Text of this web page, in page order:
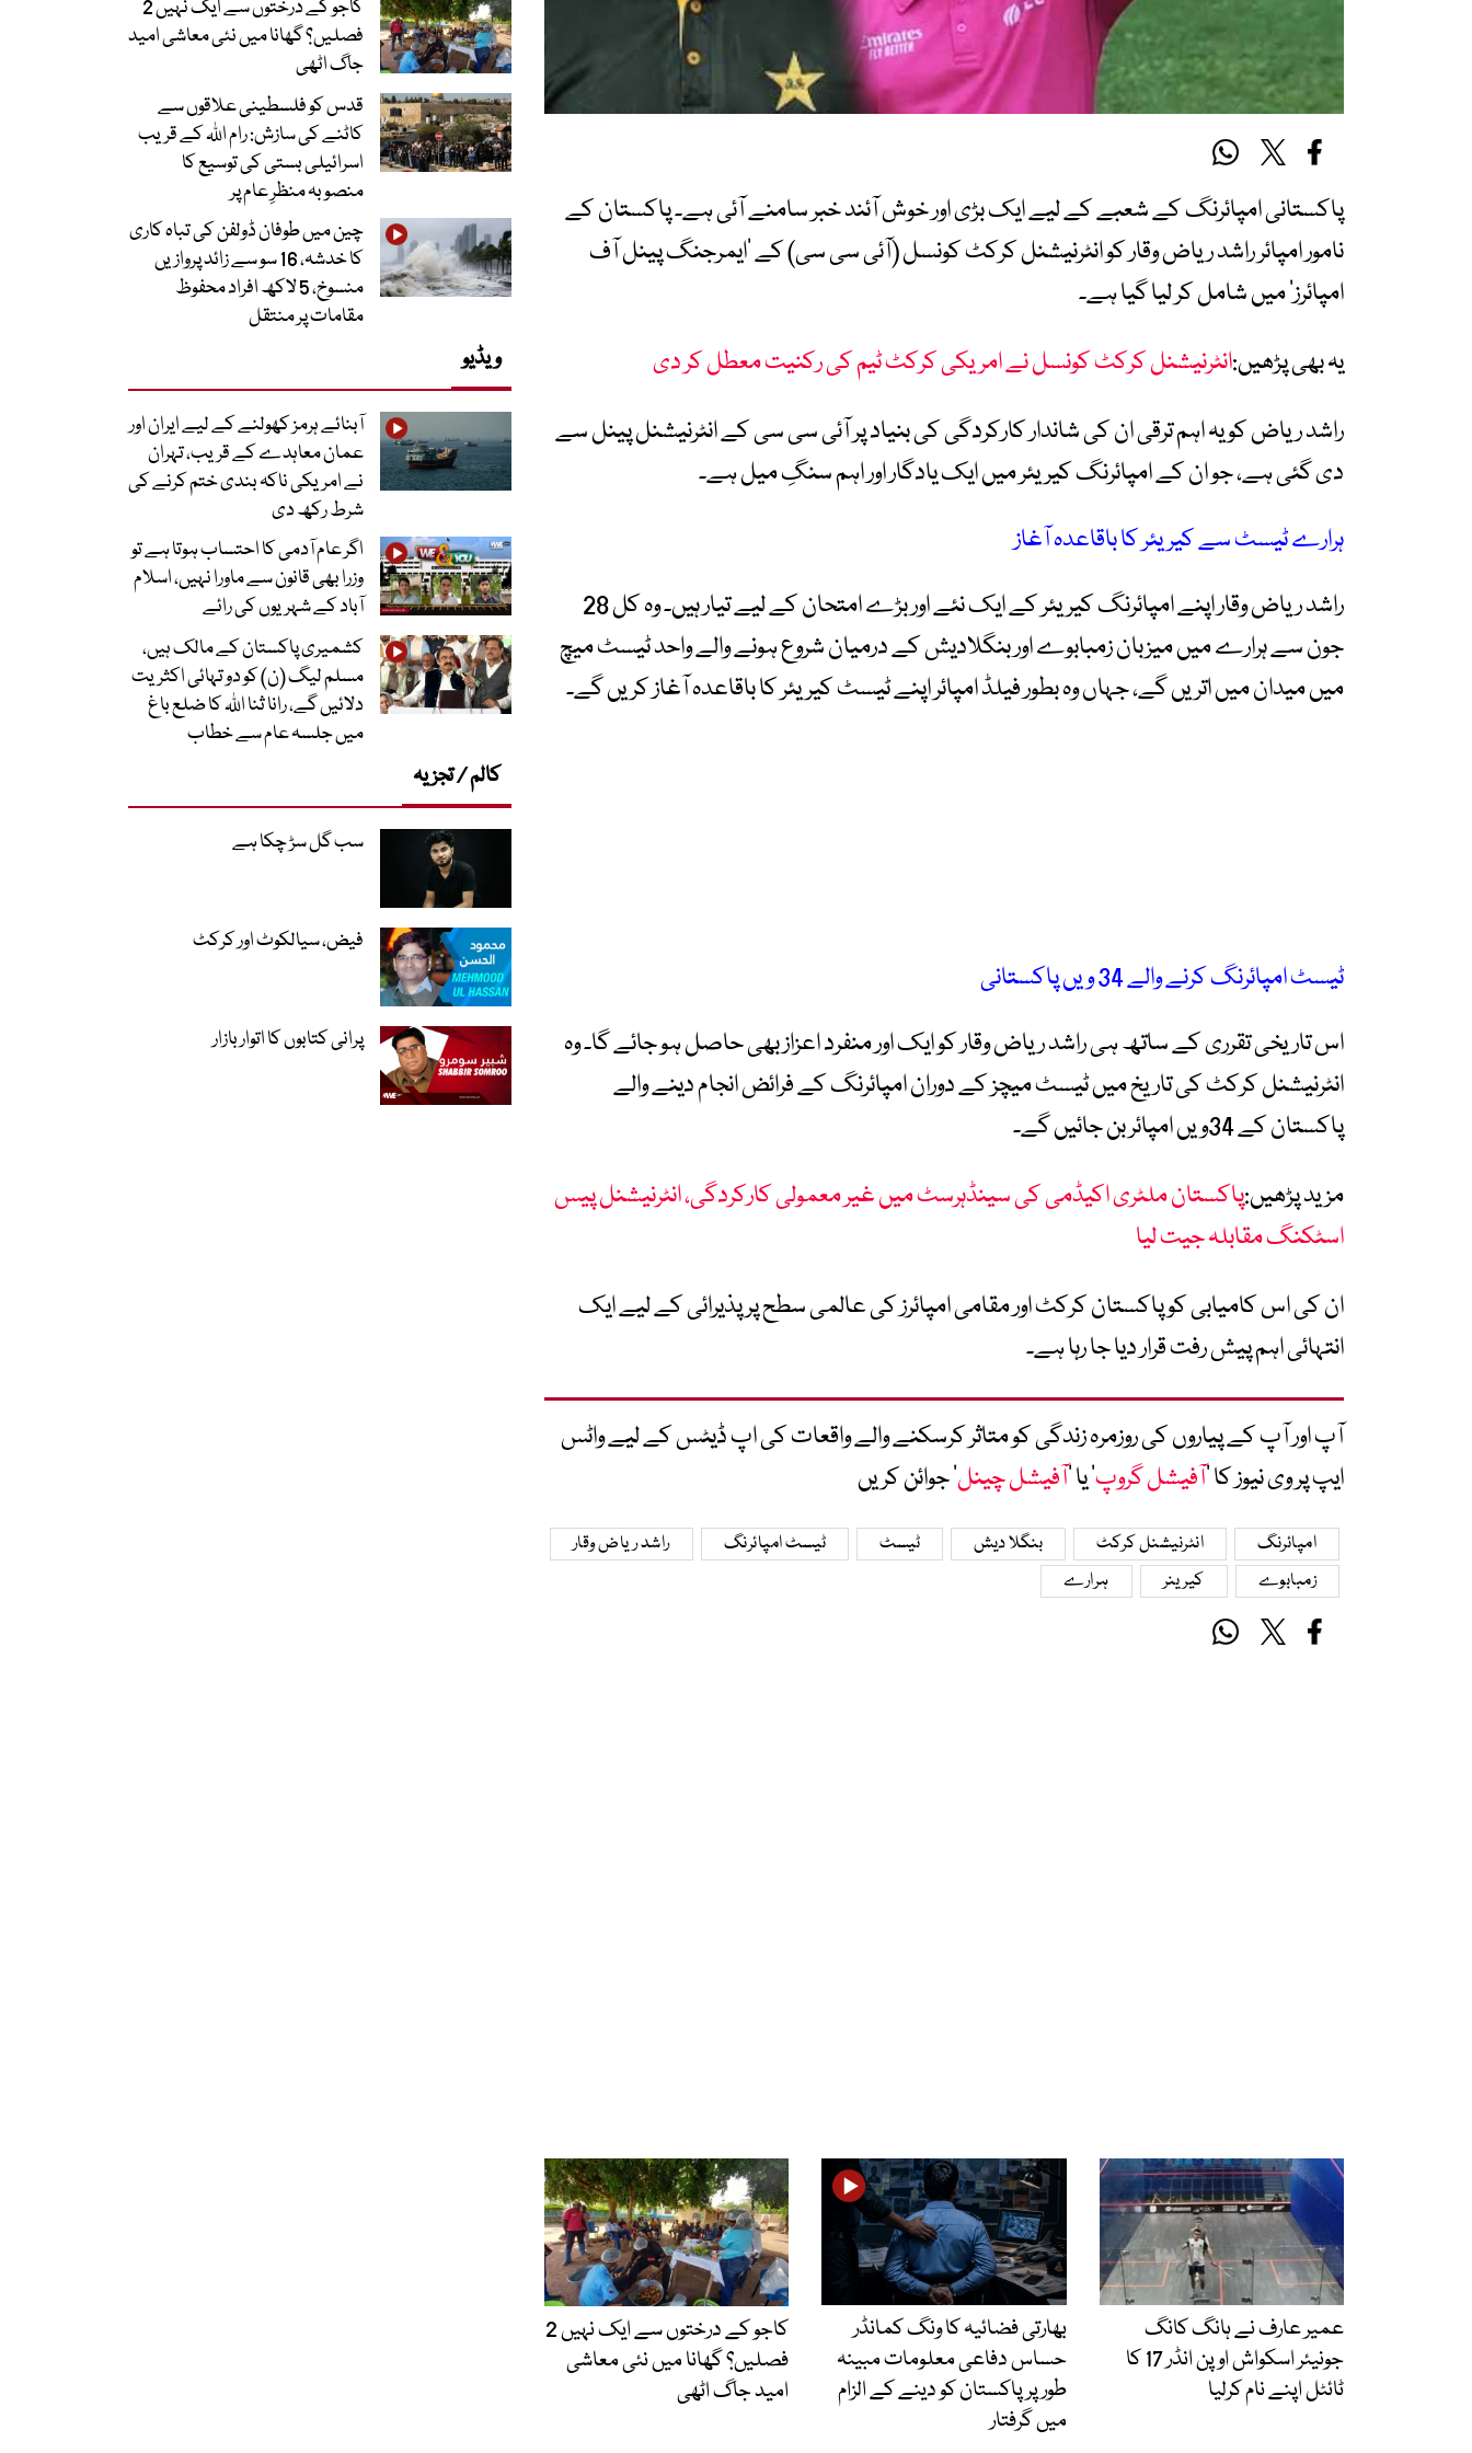
پاکستانی امپائرنگ کے شعبے کے لیے ایک بڑی اور خوش آئند خبر سامنے آئی ہے۔ پاکستان کے
نامور امپائر راشد ریاض وقار کو انٹرنیشنل کرکٹ کونسل (آئی سی سی) کے ’ایمرجنگ پینل آف
امپائرز‘ میں شامل کر لیا گیا ہے۔
یہ بھی پڑھیں:انٹرنیشنل کرکٹ کونسل نے امریکی کرکٹ ٹیم کی رکنیت معطل کر دی
راشد ریاض کو یہ اہم ترقی ان کی شاندار کارکردگی کی بنیاد پر آئی سی سی کے انٹرنیشنل پینل سے
دی گئی ہے، جو ان کے امپائرنگ کیریئر میں ایک یادگار اور اہم سنگِ میل ہے۔
ہرارے ٹیسٹ سے کیریئر کا باقاعدہ آغاز
راشد ریاض وقار اپنے امپائرنگ کیریئر کے ایک نئے اور بڑے امتحان کے لیے تیار ہیں۔ وہ کل 28
جون سے ہرارے میں میزبان زمبابوے اور بنگلادیش کے درمیان شروع ہونے والے واحد ٹیسٹ میچ
میں میدان میں اتریں گے، جہاں وہ بطور فیلڈ امپائر اپنے ٹیسٹ کیریئر کا باقاعدہ آغاز کریں گے۔
ٹیسٹ امپائرنگ کرنے والے 34 ویں پاکستانی
اس تاریخی تقرری کے ساتھ ہی راشد ریاض وقار کو ایک اور منفرد اعزاز بھی حاصل ہو جائے گا۔ وہ
انٹرنیشنل کرکٹ کی تاریخ میں ٹیسٹ میچز کے دوران امپائرنگ کے فرائض انجام دینے والے
پاکستان کے 34ویں امپائر بن جائیں گے۔
مزید پڑھیں:پاکستان ملٹری اکیڈمی کی سینڈہرسٹ میں غیر معمولی کارکردگی، انٹرنیشنل پیس
اسٹکنگ مقابلہ جیت لیا
ان کی اس کامیابی کو پاکستان کرکٹ اور مقامی امپائرز کی عالمی سطح پر پذیرائی کے لیے ایک
انتہائی اہم پیش رفت قرار دیا جا رہا ہے۔
آپ اور آپ کے پیاروں کی روزمرہ زندگی کو متاثر کرسکنے والے واقعات کی اپ ڈیٹس کے لیے واٹس
ایپ پر وی نیوز کا ’آفیشل گروپ‘ یا ’آفیشل چینل‘ جوائن کریں
امپائرنگ انٹرنیشنل کرکٹ بنگلا دیش ٹیسٹ ٹیسٹ امپائرنگ
راشد ریاض وقار
زمبابوے
کیرینر ہرارے
عمیر عارف نے ہانگ کانگ
جونیئر اسکواش اوپن انڈر 17 کا
ٹائٹل اپنے نام کرلیا
بھارتی فضائیہ کا ونگ کمانڈر
حساس دفاعی معلومات مبینہ
طور پر پاکستان کو دینے کے الزام
میں گرفتار
کاجو کے درختوں سے ایک نہیں 2
فصلیں؟ گھانا میں نئی معاشی
امید جاگ اٹھی
کاجو کے درختوں سے ایک نہیں 2
فصلیں؟ گھانا میں نئی معاشی امید
جاگ اٹھی
قدس کو فلسطینی علاقوں سے
کاٹنے کی سازش: رام اللہ کے قریب
اسرائیلی بستی کی توسیع کا
منصوبہ منظرِ عام پر
چین میں طوفان ڈولفن کی تباہ کاری
کا خدشہ، 16 سو سے زائد پروازیں
منسوخ، 5 لاکھ افراد محفوظ
مقامات پر منتقل
ویڈیو
آبنائے ہرمز کھولنے کے لیے ایران اور
عمان معاہدے کے قریب، تہران
نے امریکی ناکہ بندی ختم کرنے کی
شرط رکھ دی
اگر عام آدمی کا احتساب ہوتا ہے تو
وزرا بھی قانون سے ماورا نہیں، اسلام
آباد کے شہریوں کی رائے
کشمیری پاکستان کے مالک ہیں،
مسلم لیگ (ن) کو دو تہائی اکثریت
دلائیں گے، رانا ثنا اللہ کا ضلع باغ
میں جلسہ عام سے خطاب
کالم / تجزیہ
سب گل سڑ چکا ہے
فیض، سیالکوٹ اور کرکٹ
پرانی کتابوں کا اتوار بازار